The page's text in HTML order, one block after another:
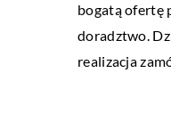
bogatą ofertę
doradztwo.
realizacja